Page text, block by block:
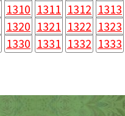
1310 1311 1312 1313
1320 1321 1322 1323
1330 1331 1332 1333